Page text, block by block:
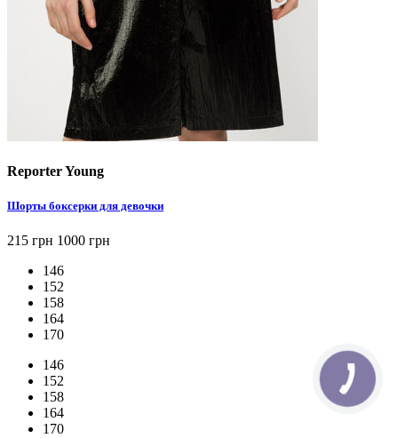
Reporter Young
Шорты боксерки для девочки
215 грн 1000 грн
146
152
158
164
170
146
152
158
164
170